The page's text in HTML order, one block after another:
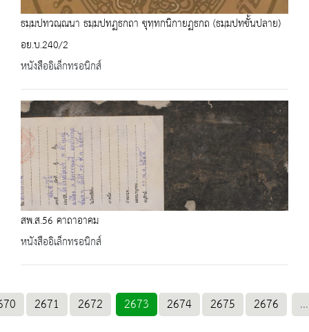
ธมฺมปทวณฺณนา ธมฺมปทฏธกถา ขุทฺทกนิกายฏธกถ (ธมฺมปทขั้นปลาย)
อย.บ.240/2
หนังสืออิเล็กทรอนิกส์
สพ.ส.56 คาถาอาคม
หนังสืออิเล็กทรอนิกส์
2671 2672 2673 2674 2675 2676 ...